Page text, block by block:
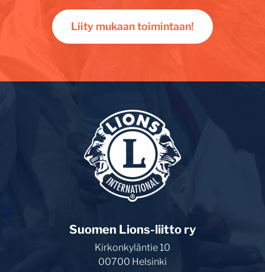
Liity mukaan toimintaan!
Suomen Lions-liitto ry
Kirkonkyläntie 10
00700 Helsinki